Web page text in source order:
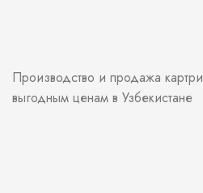
Производство и продажа
выгодным ценам в Узбекистане